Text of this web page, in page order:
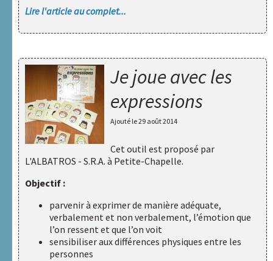
Lire l'article au complet...
Je joue avec les
expressions
Ajouté le29 août 2014
Cet outil est proposé par
L'ALBATROS - S.R.A. à Petite-Chapelle.
Objectif :
parvenir à exprimer de manière adéquate,
verbalement et non verbalement, l’émotion que
l’on ressent et que l’on voit
sensibiliser aux différences physiques entre les
personnes